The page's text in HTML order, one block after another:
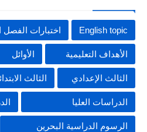
English topic اختبارات الفصل
الأهداف التعليمية الأوائل
الثالث الإعدادي الثالث
الدراسات العليا
الرسوم الدراسية البحرين